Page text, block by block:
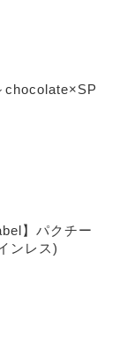
chocolate×SP
】パクチー
ンレス)